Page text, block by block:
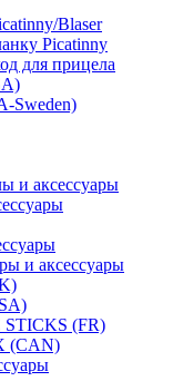
Blaser
Picatinny
для прицела
Sweden)
и аксессуары
и аксессуары
(FR)
(CAN)